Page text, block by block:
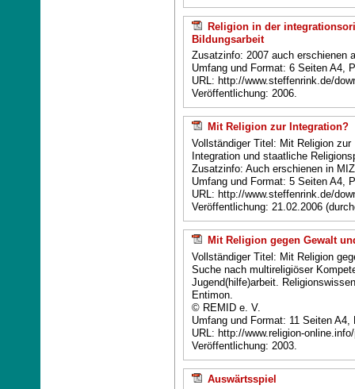
Religion in der
Bildungsarbeit
Zusatzinfo: 2007 auch erschienen
Umfang und Format: 6 Seiten A4,
URL: http://www.steffenrink.de/
Veröffentlichung: 2006.
Mit Religion zur Integration?
Vollständiger Titel: Mit Religion
Integration und staatliche
Zusatzinfo: Auch erschienen in
Umfang und Format: 5 Seiten A4,
URL: http://www.steffenrink.de/
Veröffentlichung: 21.02.2006
Mit Religion gegen Gewalt
Vollständiger Titel: Mit Religion
Suche nach multireligiöser
Jugend(hilfe)arbeit.
Entimon.
© REMID e. V.
Umfang und Format: 11 Seiten A4,
URL: http://www.religion-
Veröffentlichung: 2003.
Auswärtsspiel